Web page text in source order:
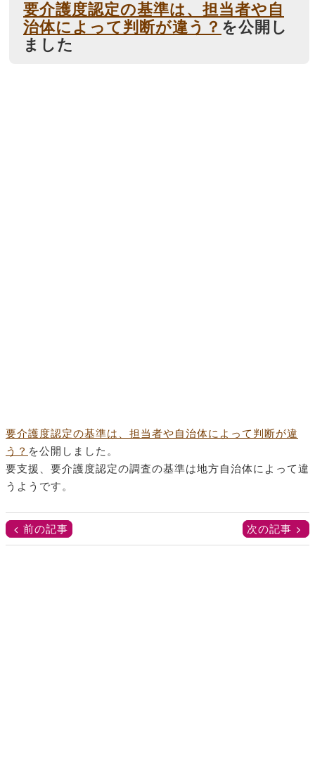
要介護度認定の基準は、担当者や自
治体によって判断が違う？ を公開し
ました
要介護度認定の基準は、担当者や自治体によって判断が違
う？ を公開しました。
要支援、要介護度認定の調査の基準は地方自治体によって違
うようです。
次の記事
前の記事